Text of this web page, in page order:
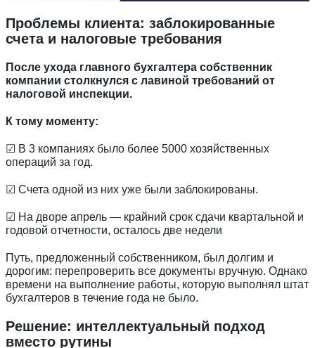
Проблемы клиента: заблокированные
счета и налоговые требования
После ухода главного бухгалтера собственник
компании столкнулся с лавиной требований от
налоговой инспекции.
К тому моменту:
☑ В 3 компаниях было более 5000 хозяйственных
операций за год.
☑ Счета одной из них уже были заблокированы.
☑ На дворе апрель — крайний срок сдачи квартальной и
годовой отчетности, осталось две недели
Путь, предложенный собственником, был долгим и
дорогим: перепроверить все документы вручную. Однако
времени на выполнение работы, которую выполнял штат
бухгалтеров в течение года не было.
Решение: интеллектуальный подход
вместо рутины